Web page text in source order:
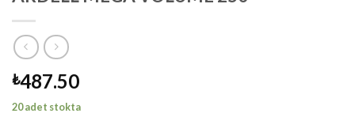
₺487.50
20 adet stokta